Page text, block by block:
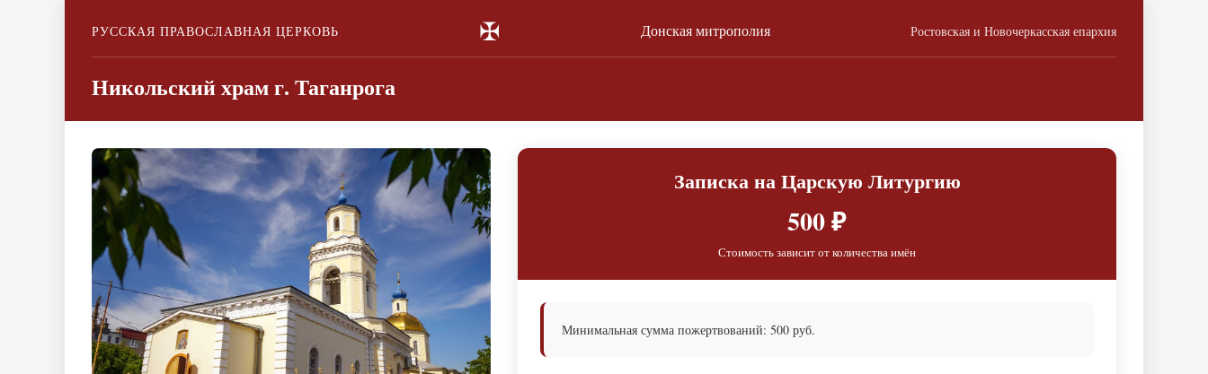
РУССКАЯ ПРАВОСЛАВНАЯ ЦЕРКОВЬ ✠ Донская митрополия Ростовская и Новочеркасская епархия
Никольский храм г. Таганрога
Записка на Царскую Литургию
500 ₽
Стоимость зависит от количества имён
Минимальная сумма пожертвований: 500 руб.